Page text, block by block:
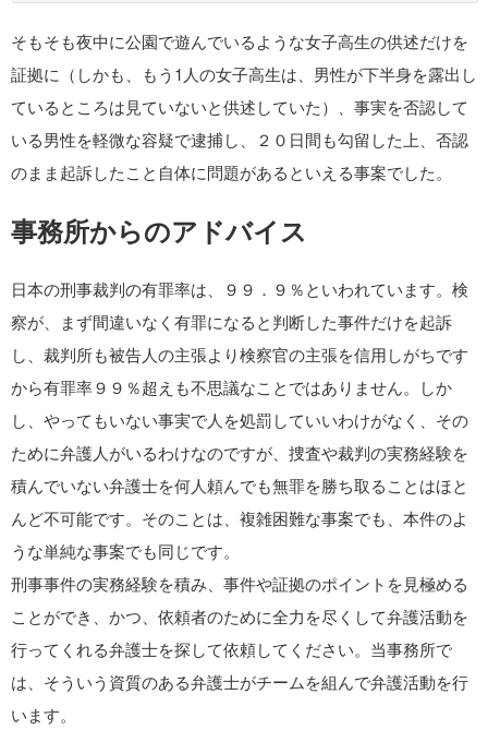
そもそも夜中に公園で遊んでいるような女子高生の供述だけを
証拠に（しかも、もう1人の女子高生は、男性が下半身を露出し
ているところは見ていないと供述していた）、事実を否認して
いる男性を軽微な容疑で逮捕し、２０日間も勾留した上、否認
のまま起訴したこと自体に問題があるといえる事案でした。
事務所からのアドバイス
日本の刑事裁判の有罪率は、９９．９％といわれています。検
察が、まず間違いなく有罪になると判断した事件だけを起訴
し、裁判所も被告人の主張より検察官の主張を信用しがちです
から有罪率９９％超えも不思議なことではありません。しか
し、やってもいない事実で人を処罰していいわけがなく、その
ために弁護人がいるわけなのですが、捜査や裁判の実務経験を
積んでいない弁護士を何人頼んでも無罪を勝ち取ることはほと
んど不可能です。そのことは、複雑困難な事案でも、本件のよ
うな単純な事案でも同じです。
刑事事件の実務経験を積み、事件や証拠のポイントを見極める
ことができ、かつ、依頼者のために全力を尽くして弁護活動を
行ってくれる弁護士を探して依頼してください。当事務所で
は、そういう資質のある弁護士がチームを組んで弁護活動を行
います。